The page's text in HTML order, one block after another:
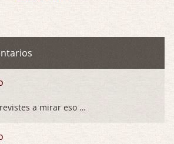
a mirar eso …